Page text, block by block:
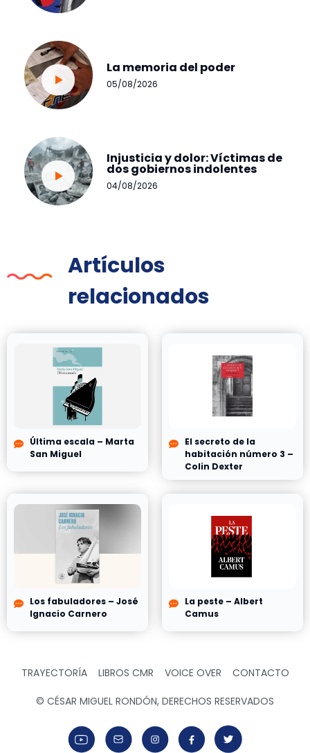
La memoria del poder
05/08/2026
Injusticia y dolor: Víctimas de
dos gobiernos indolentes
04/08/2026
Artículos
relacionados
Última escala – Marta
San Miguel
El secreto de la
habitación número 3 –
Colin Dexter
Los fabuladores – José
Ignacio Carnero
La peste – Albert
Camus
TRAYECTORÍA LIBROS CMR VOICE OVER CONTACTO
© CÉSAR MIGUEL RONDÓN, DERECHOS RESERVADOS